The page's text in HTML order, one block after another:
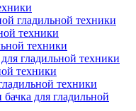
гладильной техники
техники
техники
гладильной техники
техники
техники
для гладильной